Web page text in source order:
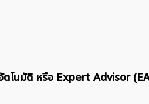
อัตโนมัติ หรือ Expert Advisor